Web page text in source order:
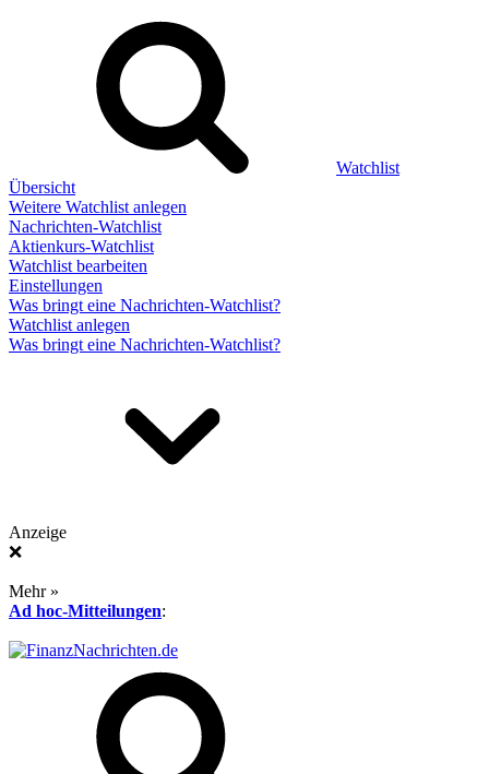
Watchlist
Übersicht
Weitere Watchlist anlegen
Nachrichten-Watchlist
Aktienkurs-Watchlist
Watchlist bearbeiten
Einstellungen
Was bringt eine Nachrichten-Watchlist?
Watchlist anlegen
Was bringt eine Nachrichten-Watchlist?
Anzeige
❌
Mehr »
Ad hoc-Mitteilungen: